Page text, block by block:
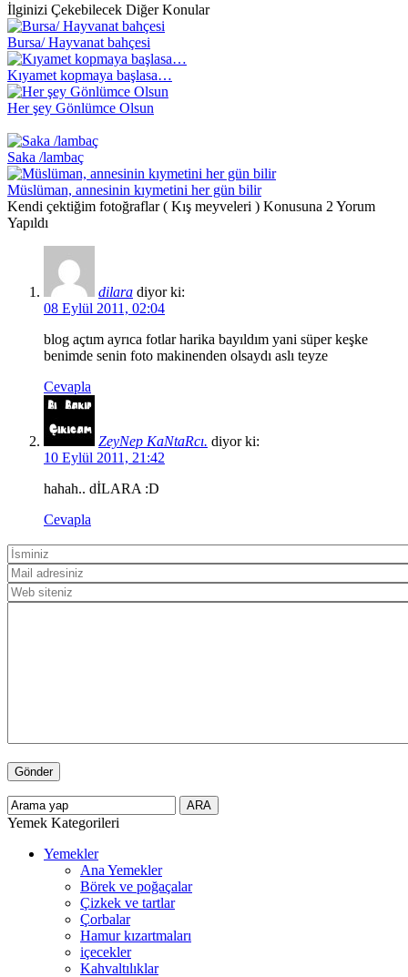
İlginizi Çekebilecek Diğer Konular
Bursa/ Hayvanat bahçesi
Kıyamet kopmaya başlasa…
Her şey Gönlümce Olsun
Saka /lambaç
Müslüman, annesinin kıymetini her gün bilir
Kendi çektiğim fotoğraflar ( Kış meyveleri ) Konusuna 2 Yorum
Yapıldı
dilara diyor ki:
08 Eylül 2011, 02:04
blog açtım ayrıca fotlar harika bayıldım yani süper keşke
benimde senin foto makinenden olsaydı aslı teyze
Cevapla
ZeyNep KaNtaRcı. diyor ki:
10 Eylül 2011, 21:42
hahah.. dİLARA :D
Cevapla
Yemek Kategorileri
Yemekler
Ana Yemekler
Börek ve poğaçalar
Çizkek ve tartlar
Çorbalar
Hamur kızartmaları
içecekler
Kahvaltılıklar